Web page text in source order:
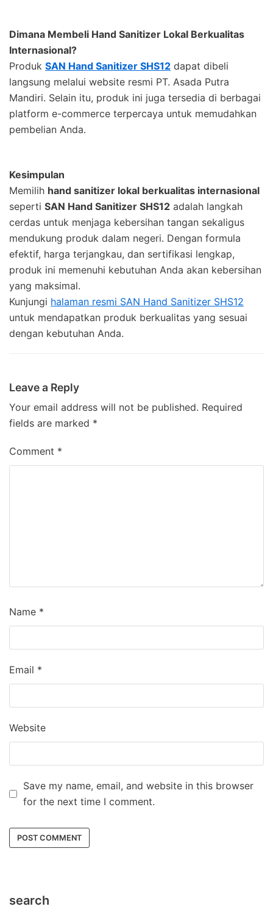
Dimana Membeli Hand Sanitizer Lokal Berkualitas
Internasional?
Produk SAN Hand Sanitizer SHS12 dapat dibeli
langsung melalui website resmi PT. Asada Putra
Mandiri. Selain itu, produk ini juga tersedia di berbagai
platform e-commerce terpercaya untuk memudahkan
pembelian Anda.
Kesimpulan
Memilih hand sanitizer lokal berkualitas internasional
seperti SAN Hand Sanitizer SHS12 adalah langkah
cerdas untuk menjaga kebersihan tangan sekaligus
mendukung produk dalam negeri. Dengan formula
efektif, harga terjangkau, dan sertifikasi lengkap,
produk ini memenuhi kebutuhan Anda akan kebersihan
yang maksimal.
Kunjungi halaman resmi SAN Hand Sanitizer SHS12
untuk mendapatkan produk berkualitas yang sesuai
dengan kebutuhan Anda.
Leave a Reply
Your email address will not be published. Required
fields are marked *
Comment *
Name *
Email *
Website
Save my name, email, and website in this browser
for the next time I comment.
search